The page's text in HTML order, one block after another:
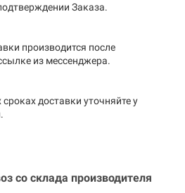
Заказа.
производится после
из мессенджера.
доставки уточняйте у
со склада производителя